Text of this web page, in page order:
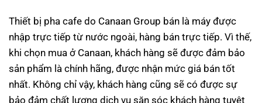
Thiết bị pha cafe do Canaan Group bán là máy được
nhập trực tiếp từ nước ngoài, hàng bán trực tiếp. Vì thế,
khi chọn mua ở Canaan, khách hàng sẽ được đảm bảo
sản phẩm là chính hãng, được nhận mức giá bán tốt
nhất. Không chỉ vậy, khách hàng cũng sẽ có được sự
bảo đảm chất lượng dịch vụ săn sóc khách hàng tuyệt